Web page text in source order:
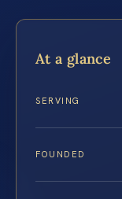
At a glance
SERVING
FOUNDED